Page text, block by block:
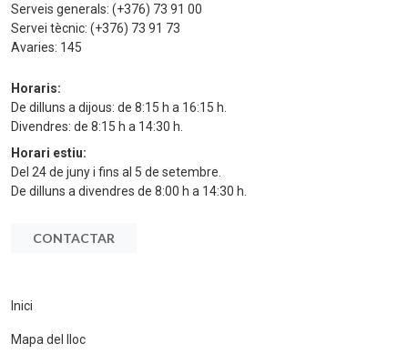
Serveis generals: (+376) 73 91 00
Servei tècnic: (+376) 73 91 73
Avaries: 145
Horaris:
De dilluns a dijous: de 8:15 h a 16:15 h.
Divendres: de 8:15 h a 14:30 h.
Horari estiu:
Del 24 de juny i fins al 5 de setembre.
De dilluns a divendres de 8:00 h a 14:30 h.
CONTACTAR
Inici
Mapa del lloc